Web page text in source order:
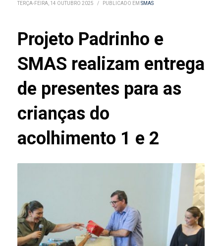
TERÇA-FEIRA, 14 OUTUBRO 2025 / PUBLICADO EM SMAS
Projeto Padrinho e
SMAS realizam entrega
de presentes para as
crianças do
acolhimento 1 e 2